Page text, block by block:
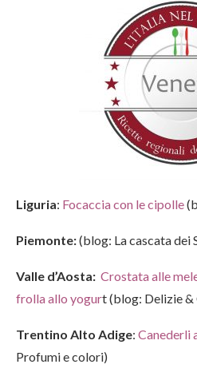
Liguria: Focaccia con le cipolle
Piemonte:(blog: La cascata dei
Valle d’Aosta: Crostata alle
frolla allo yogurt (blog: Delizie &
Trentino Alto Adige: Canederli
Profumi e colori)